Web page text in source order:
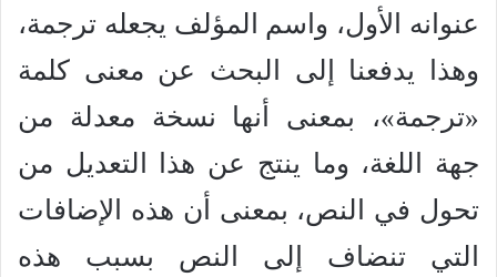
عنوانه الأول، واسم المؤلف يجعله ترجمة،
وهذا يدفعنا إلى البحث عن معنى كلمة
«ترجمة»، بمعنى أنها نسخة معدلة من
جهة اللغة، وما ينتج عن هذا التعديل من
تحول في النص، بمعنى أن هذه الإضافات
التي تنضاف إلى النص بسبب هذه